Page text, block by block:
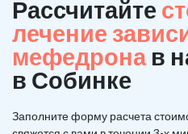
Рассчитайте
лечение
мефедрона в
в Собинке
Заполните форму расчета